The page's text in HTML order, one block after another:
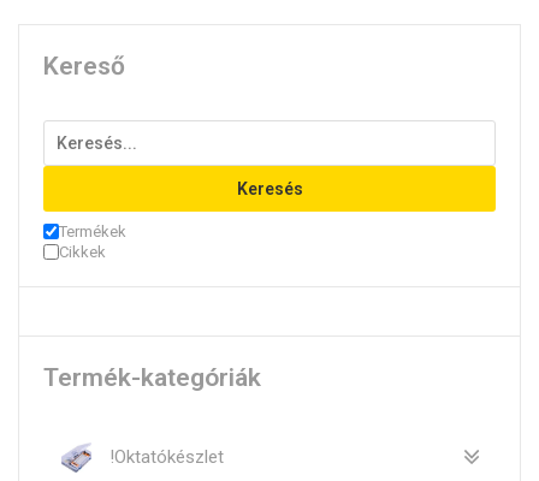
Kereső
Keresés
Termékek
Cikkek
Termék-kategóriák
!Oktatókészlet